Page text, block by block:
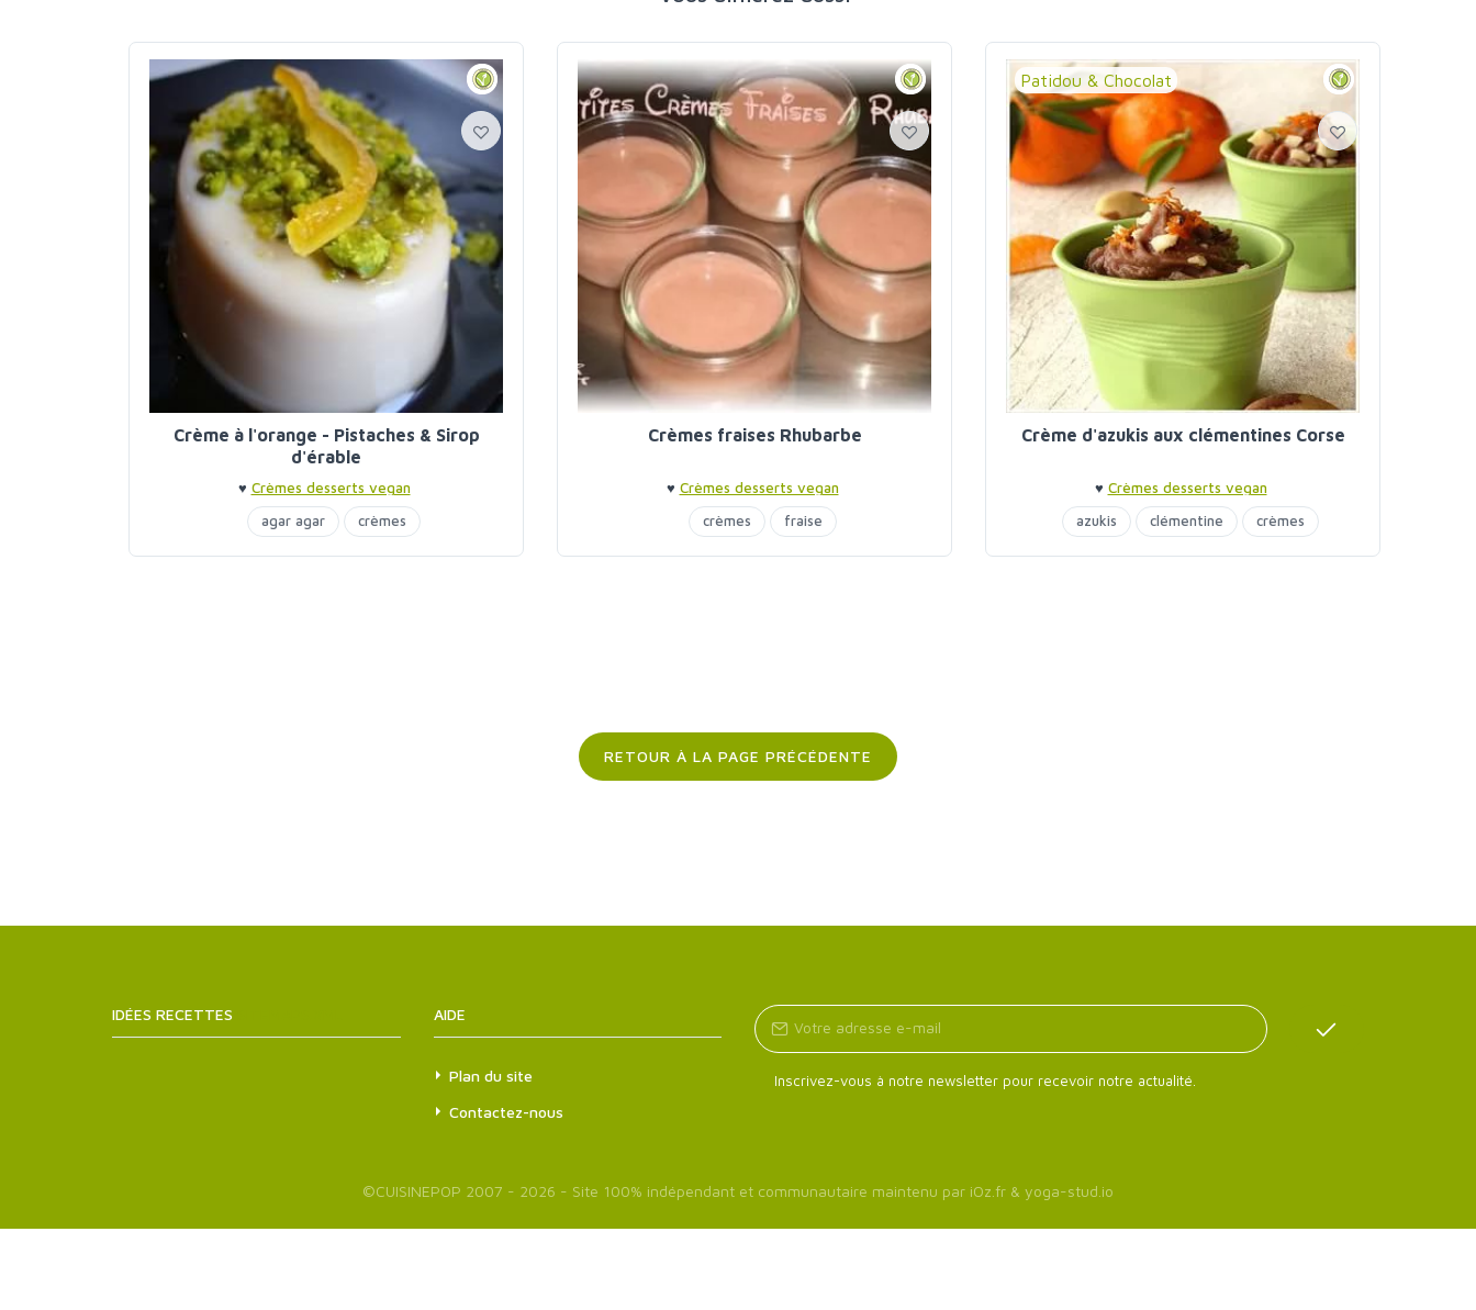
Crème à l'orange - Pistaches & Sirop
d'érable
♥ Crèmes desserts vegan
agar agar
crèmes
Crèmes fraises Rhubarbe
♥ Crèmes desserts vegan
crèmes
fraise
Patidou & Chocolat
Crème d'azukis aux clémentines Corse
♥ Crèmes desserts vegan
azukis
clémentine crèmes
RETOUR À LA PAGE PRÉCÉDENTE
IDÉES RECETTES AIDE
Plan du site
Contactez-nous
Inscrivez-vous à notre newsletter pour recevoir notre actualité.
©CUISINEPOP 2007 - 2026 - Site 100% indépendant et communautaire maintenu par iOz.fr & yoga-stud.io